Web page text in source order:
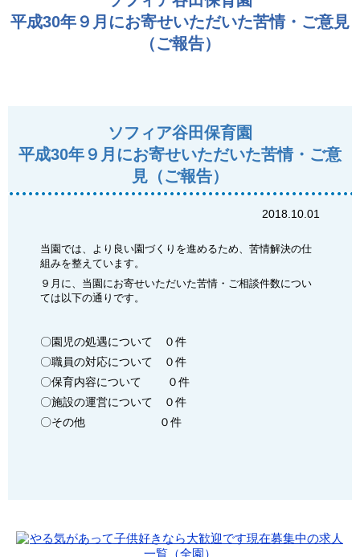
平成30年９月にお寄せいただいた苦情・ご意見
（ご報告）
ソフィア谷田保育園
平成30年９月にお寄せいただいた苦情・ご意
見（ご報告）
2018.10.01
当園では、より良い園づくりを進めるため、苦情解決の仕
組みを整えています。
９月に、当園にお寄せいただいた苦情・ご相談件数につい
ては以下の通りです。
〇園児の処遇について ０件
〇職員の対応について ０件
〇保育内容について ０件
〇施設の運営について ０件
〇その他 ０件